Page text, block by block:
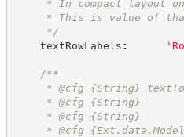
* In compact layout
* This is value of that
*/
textRowLabels : '
/**
* @cfg {String}
* @cfg {String}
* @cfg {String}
* @cfg